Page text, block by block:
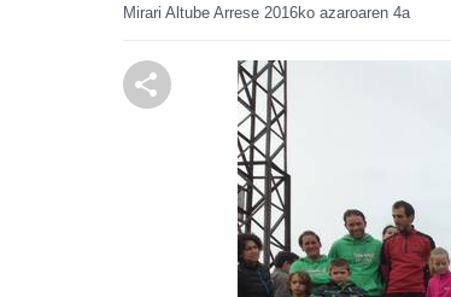
Mirari Altube Arrese 2016ko azaroaren 4a